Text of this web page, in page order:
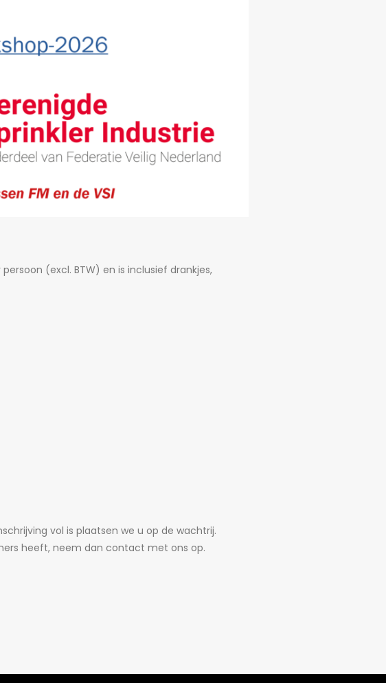
(excl. BTW) en is inclusief drankjes,
vol is plaatsen we u op de wachtrij.
heeft, neem dan contact met ons op.